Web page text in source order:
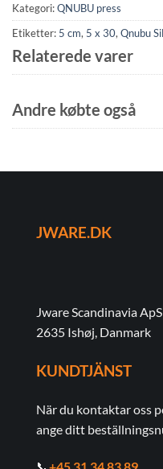
Kategori:QNUBU press
Etiketter: 5 cm, 5 x 30, Qnubu
Relaterede varer
Andre købte også
JWARE.DK
Jware Scandinavia
2635 Ishøj, Danmark
KUNDTJÄNST
När du kontaktar oss
ange ditt